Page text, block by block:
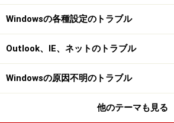
※記事内容は執筆時点のものです。最新の
い。
法が異なる可能性があります。
【編集部おすすめの購入サイト】
Amazonで Windows 関連の商品
Windowsの各種設定のトラブル
Outlook、IE、ネットのトラブル
Windowsの原因不明のトラブル
他のテーマも見る